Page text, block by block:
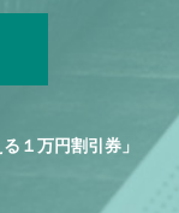
１万円割引券」